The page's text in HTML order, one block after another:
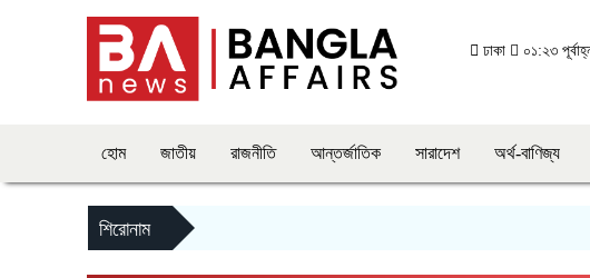
ঢাকা ০১:২৩
হোম জাতীয় রাজনীতি আন্তর্জাতিক সারাদেশ অর্থ-বাণিজ্য
শিরোনাম